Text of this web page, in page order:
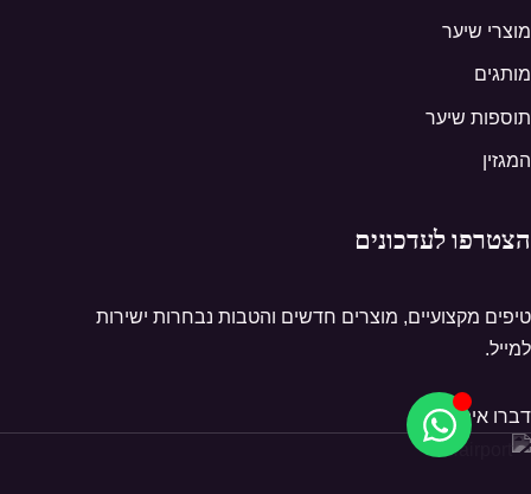
מוצרי שיער
מותגים
תוספות שיער
המגזין
הצטרפו לעדכונים
טיפים מקצועיים, מוצרים חדשים והטבות נבחרות ישירות
למייל.
דברו איתנו